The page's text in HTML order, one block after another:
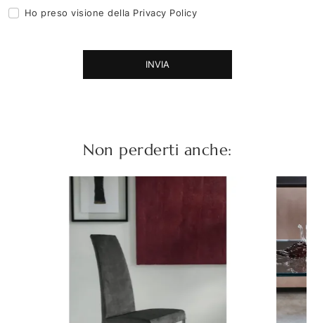
Ho preso visione della Privacy Policy
INVIA
Non perderti anche: